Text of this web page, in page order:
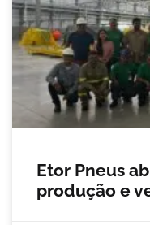
Etor Pneus
produção e